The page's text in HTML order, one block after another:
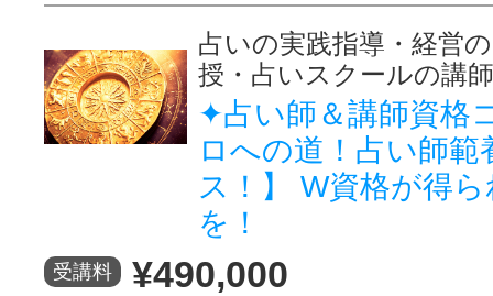
占いの実践指導・経営
授・占いスクールの講
✦占い師＆講師資
ロへの道！占い師範
ス！】 W資格が得
を！
受講料 ¥490,000